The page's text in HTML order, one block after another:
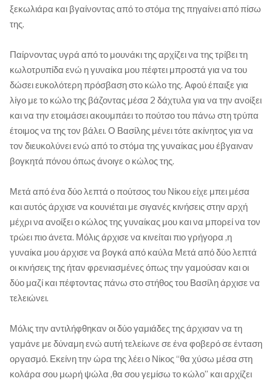
ξεκωλιάρα και βγαίνοντας από το στόμα της πηγαίνει από πίσω
της.
Παίρνοντας υγρά από το μουνάκι της αρχίζει να της τρίβει τη
κωλοτρυπίδα ενώ η γυναίκα μου πέφτει μπροστά για να του
δώσει ευκολότερη πρόσβαση στο κώλο της. Αφού έπαιξε για
λίγο με το κώλο της βάζοντας μέσα 2 δάχτυλα για να την ανοίξει
και να την ετοιμάσει ακουμπάει το πούτσο του πάνω στη τρύπα
έτοιμος να της τον βάλει. Ο Βασίλης μένει τότε ακίνητος για να
τον διευκολύνει ενώ από το στόμα της γυναίκας μου έβγαιναν
βογκητά πόνου όπως άνοιγε ο κώλος της.
Μετά από ένα δύο λεπτά ο πούτσος του Νίκου είχε μπει μέσα
και αυτός άρχισε να κουνιέται με σιγανές κινήσεις στην αρχή
μέχρι να ανοίξει ο κώλος της γυναίκας μου και να μπορεί να τον
τρώει πιο άνετα. Μόλις άρχισε να κινείται πιο γρήγορα ,η
γυναίκα μου άρχισε να βογκά από καύλα Μετά από δύο λεπτά
οι κινήσεις της ήταν φρενιασμένες όπως την γαμούσαν και οι
δύο μαζί και πέφτοντας πάνω στο στήθος του Βασίλη άρχισε να
τελειώνει.
Μόλις την αντιλήφθηκαν οι δύο γαμιάδες της άρχισαν να τη
γαμάνε με δύναμη ενώ αυτή τελείωνε σε ένα φοβερό σε ένταση
οργασμό. Εκείνη την ώρα της λέει ο Νίκος “θα χύσω μέσα στη
κολάρα σου μωρή ψώλα ,θα σου γεμίσω το κώλο” και αρχίζει